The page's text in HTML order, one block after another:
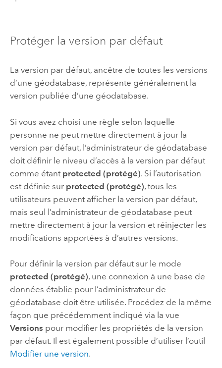
Protéger la version par défaut
La version par défaut, ancêtre de toutes les versions
d’une géodatabase, représente généralement la
version publiée d’une géodatabase.
Si vous avez choisi une règle selon laquelle
personne ne peut mettre directement à jour la
version par défaut, l’administrateur de géodatabase
doit définir le niveau d’accès à la version par défaut
comme étant protected (protégé). Si l’autorisation
est définie sur protected (protégé), tous les
utilisateurs peuvent afficher la version par défaut,
mais seul l’administrateur de géodatabase peut
mettre directement à jour la version et réinjecter les
modifications apportées à d’autres versions.
Pour définir la version par défaut sur le mode
protected (protégé), une connexion à une base de
données établie pour l’administrateur de
géodatabase doit être utilisée. Procédez de la même
façon que précédemment indiqué via la vue
Versions pour modifier les propriétés de la version
par défaut. Il est également possible d’utiliser l’outil
Modifier une version.